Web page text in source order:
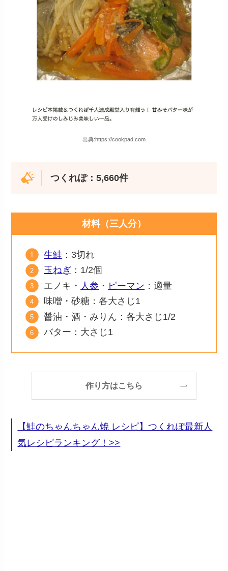
出典:https://cookpad.com
つくれぽ：5,660件
材料（三人分）
生鮭 ：3切れ
玉ねぎ ：1/2個
エノキ・ 人参 ・ ピーマン ：適量
味噌・砂糖：各大さじ1
醤油・酒・みりん：各大さじ1/2
バター：大さじ1
作り方はこちら
【鮭のちゃんちゃん焼 レシピ】つくれぽ最新人
気レシピランキング！>>